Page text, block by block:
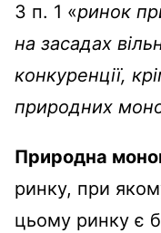
3 п. 1 «ринок
на засадах
конкуренції,
природних
Природна
ринку, при
цьому ринку є